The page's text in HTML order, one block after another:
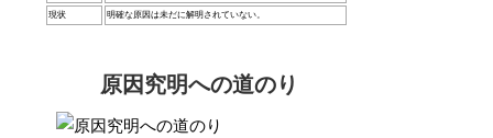
現状 明確な原因は未だに解明されていない。
原因究明への道のり